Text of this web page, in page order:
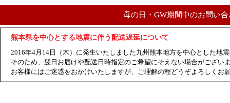
母の日・GW期間中のお問い
熊本県を中心とする地震に伴う配送遅延について
2016年4月14日（木）に発生いたしました九州熊本地方を中心とした地
そのため、翌日お届けや配送日時指定のご希望にそえない場合がござい
お客様にはご迷惑をおかけいたしますが、ご理解の程どうぞよろしくお